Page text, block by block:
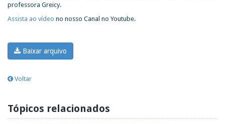
professora Greicy.
Assista ao vídeo no nosso Canal no Youtube.
Baixar arquivo
Voltar
Tópicos relacionados